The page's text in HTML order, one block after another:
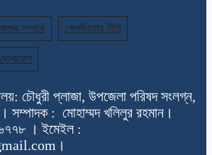
সম্পর্কে গোপনীয়তার নীতি
যোগাযোগ
চৌধুরী প্লাজা, উপজেলা পরিষদ সংলগ্ন,
সম্পাদক : মোহাম্মদ খলিলুর রহমান।
। ইমেইল :